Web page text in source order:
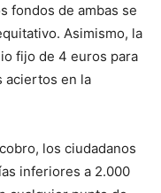
fondos de ambas se
Asimismo, la
fijo de 4 euros para
aciertos en la
los ciudadanos
inferiores a 2.000